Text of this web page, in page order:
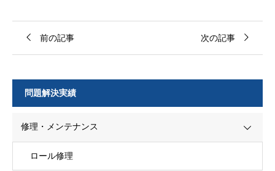
前の記事 次の記事
問題解決実績
修理・メンテナンス
ロール修理